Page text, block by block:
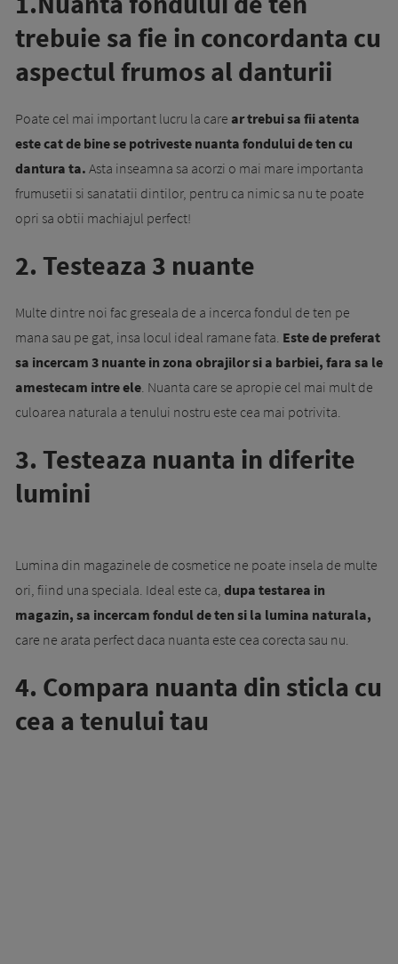
trebuie sa fie in concordanta cu
aspectul frumos al danturii
Poate cel mai important lucru la care ar trebui sa fii atenta
este cat de bine se potriveste nuanta fondului de ten cu
dantura ta. Asta inseamna sa acorzi o mai mare importanta
frumusetii si sanatatii dintilor, pentru ca nimic sa nu te poate
opri sa obtii machiajul perfect!
2. Testeaza 3 nuante
Multe dintre noi fac greseala de a incerca fondul de ten pe
mana sau pe gat, insa locul ideal ramane fata. Este de preferat
sa incercam 3 nuante in zona obrajilor si a barbiei, fara sa le
amestecam intre ele. Nuanta care se apropie cel mai mult de
culoarea naturala a tenului nostru este cea mai potrivita.
3. Testeaza nuanta in diferite
lumini
Lumina din magazinele de cosmetice ne poate insela de multe
ori, fiind una speciala. Ideal este ca, dupa testarea in
magazin, sa incercam fondul de ten si la lumina naturala,
care ne arata perfect daca nuanta este cea corecta sau nu.
4. Compara nuanta din sticla cu
cea a tenului tau